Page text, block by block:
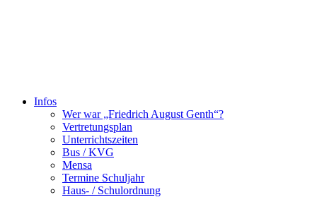
Infos
Wer war „Friedrich August Genth“?
Vertretungsplan
Unterrichtszeiten
Bus / KVG
Mensa
Termine Schuljahr
Haus- / Schulordnung